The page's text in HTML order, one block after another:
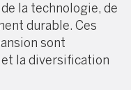
la technologie, de
durable. Ces
sont
la diversification